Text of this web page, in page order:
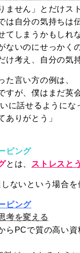
ません」とだけス
は自分の気持ちは
てしまうかもしれ
ないのにせっかく
け考え、自分の気
た言い方の例は、
すが、僕はまだ英
に話せるようにな
ありがとう」
ピング
とは、 ストレスと
ないという場合を
ピング
考を変える
らPCで質の高い